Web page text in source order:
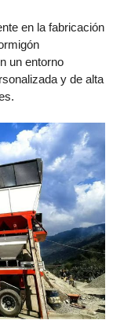
en la fabricación
un entorno
y de alta